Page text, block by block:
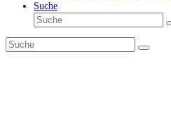
Suche
Suche
Suche
Senden